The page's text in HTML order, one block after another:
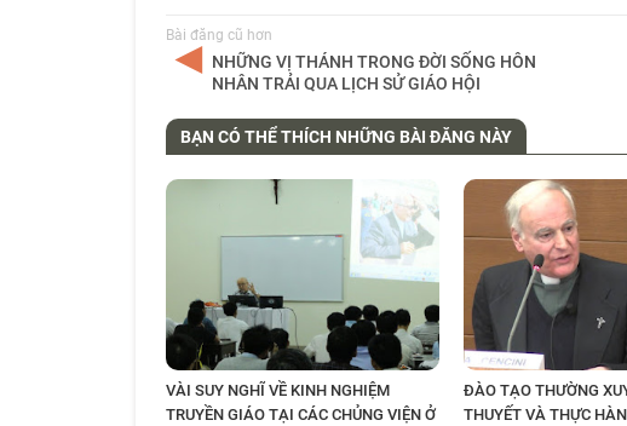
Bài đăng cũ hơn
NHỮNG VỊ THÁNH TRONG ĐỜI SỐNG HÔN
NHÂN TRẢI QUA LỊCH SỬ GIÁO HỘI
BẠN CÓ THỂ THÍCH NHỮNG BÀI ĐĂNG NÀY
VÀI SUY NGHĨ VỀ KINH NGHIỆM
TRUYỀN GIÁO TẠI CÁC CHỦNG VIỆN Ở
ĐÀO TẠO THƯỜNG
THUYẾT VÀ THỰC